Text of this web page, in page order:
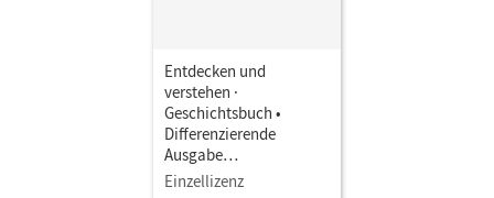
Entdecken und
verstehen ·
Geschichtsbuch •
Differenzierende
Ausgabe
Berlin/Brandenburg -
Einzellizenz